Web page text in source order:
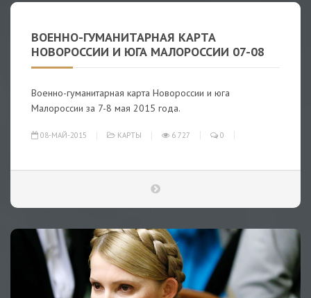
ВОЕННО-ГУМАНИТАРНАЯ КАРТА
НОВОРОССИИ И ЮГА МАЛОРОССИИ 07-08
Военно-гуманитарная карта Новороссии и юга
Малороссии за 7-8 мая 2015 года.
08-МАЙ-2015 КАРТЫ 6 727 0